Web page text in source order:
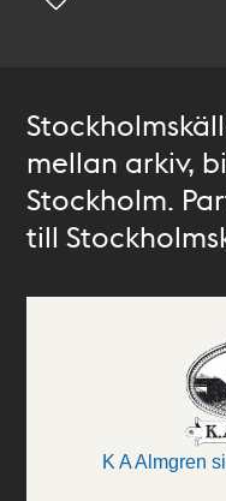
mellan arkiv,
Stockholm.
till
K A Almgren